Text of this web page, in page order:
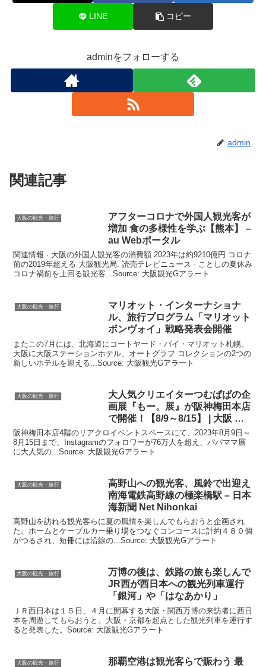
LINE コピー
adminをフォローする
admin
関連記事
大阪の観光・旅行 アフターコロナで外国人観光客が
増加 食の多様性を学ぶ【熊本】 –
au Webポータル
関連情報 · 大阪の外国人観光客の消費額 2023年は約9210億円 コロナ
前の2019年超える 大阪観光局. 読売テレビニュース · ことしの夏休み
コロナ禍前を上回る観光客...Source: 大阪観光Gアラート
大阪の観光・旅行
マリオット・インターナショナ
ル、旅行プログラム「マリオット
ボンヴォイ」戦略発表会開催
またこの7月には、北海道にコートヤード・バイ・マリオット札幌、
大阪に大阪ステーションホテル、オートグラフ コレクションの2つの
新しいホテルを迎える...Source: 大阪観光Gアラート
大阪の観光・旅行
大人気クリエイターつむぱぱの企
画展『もー。展』が阪神梅田本店
で開催！【8/9～8/15】 | 大阪 …
阪神梅田本店4階のリアクロイベントスペースにて、2023年8月9日～
8月15日まで、Instagramのフォロワーが76万人を超え、パパママ層
に大人気の...Source: 大阪観光Gアラート
大阪の観光・旅行 高野山への観光客、風鈴で出迎え
南海電鉄高野線の極楽橋駅 – 日本
海新聞 Net Nihonkai
高野山を訪れる観光客らに夏の風情を楽しんでもらおうと企画され
た。ホームとケーブルカー乗り場をつなぐコンコースに計約４８０個
がつるされ、短冊には沿線の...Source: 大阪観光Gアラート
大阪の観光・旅行
万博の後は、鉄路の旅も楽しんで
JR西が西日本への観光列車運行
「銀河」や「はなあかり」
ＪＲ西日本は１５日、４月に開幕する大阪・関西万博の来訪者に西日
本を周遊してもらおうと、大阪・京都を起点とした観光列車を運行す
ると発表した。Source: 大阪観光Gアラート
大阪の観光・旅行 那覇空港は観光客らで賑わう 最